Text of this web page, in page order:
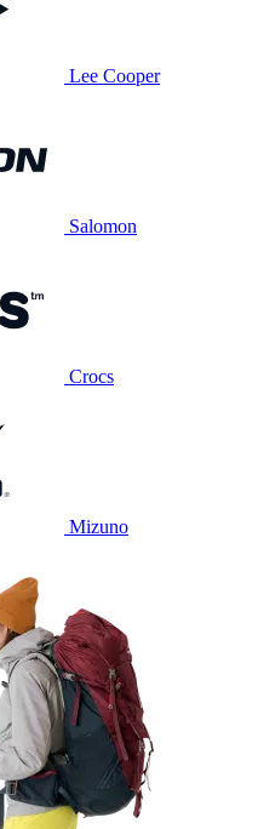
Lee Cooper
Salomon
Crocs
Mizuno